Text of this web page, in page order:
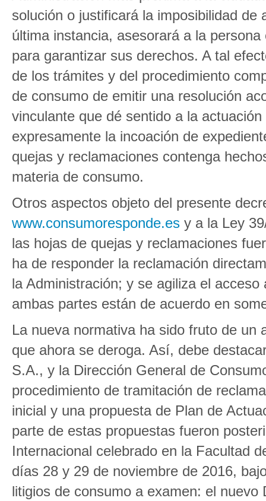
solución o justificará la imposibilidad
última instancia, asesorará a la
para garantizar sus derechos. A tal
de los trámites y del procedimiento
de consumo de emitir una resolución
vinculante que dé sentido a la
expresamente la incoación de
quejas y reclamaciones contenga
materia de consumo.
Otros aspectos objeto del presente
www.consumoresponde.es y a la Ley
las hojas de quejas y reclamaciones
ha de responder la reclamación
la Administración; y se agiliza el
ambas partes están de acuerdo en
La nueva normativa ha sido fruto de un
que ahora se deroga. Así, debe
S.A., y la Dirección General de
procedimiento de tramitación de
inicial y una propuesta de Plan de
parte de estas propuestas fueron
Internacional celebrado en la Facultad
días 28 y 29 de noviembre de 2016,
litigios de consumo a examen: el